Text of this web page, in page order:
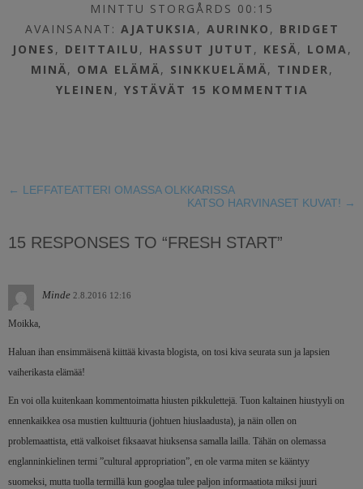
MINTTU STORGÅRDS 00:15
AVAINSANAT: AJATUKSIA, AURINKO , BRIDGET
JONES , DEITTAILU , HASSUT JUTUT , KESÄ, LOMA,
MINÄ, OMA ELÄMÄ, SINKKUELÄMÄ, TINDER,
YLEINEN , YSTÄVÄT 15 KOMMENTTIA
← LEFFATEATTERI OMASSA OLKKARISSA
KATSO HARVINASET KUVAT! →
15 RESPONSES TO “FRESH START”
Minde 2.8.2016 12:16
Moikka,
Haluan ihan ensimmäisenä kiittää kivasta blogista, on tosi kiva seurata sun ja lapsien
vaiherikasta elämää!
En voi olla kuitenkaan kommentoimatta hiusten pikkulettejä. Tuon kaltainen hiustyyli on
ennenkaikkea osa mustien kulttuuria (johtuen hiuslaadusta), ja näin ollen on
problemaattista, että valkoiset fiksaavat hiuksensa samalla lailla. Tähän on olemassa
englanninkielinen termi ”cultural appropriation”, en ole varma miten se kääntyy
suomeksi, mutta tuolla termillä kun googlaa tulee paljon informaatiota miksi juuri